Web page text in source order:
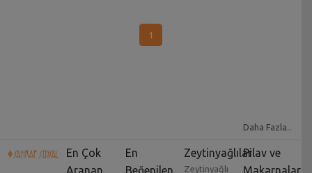
1
Daha Fazla..
En Çok
En
Zeytinyağlılar
Zeytinyağlı
Pilav ve